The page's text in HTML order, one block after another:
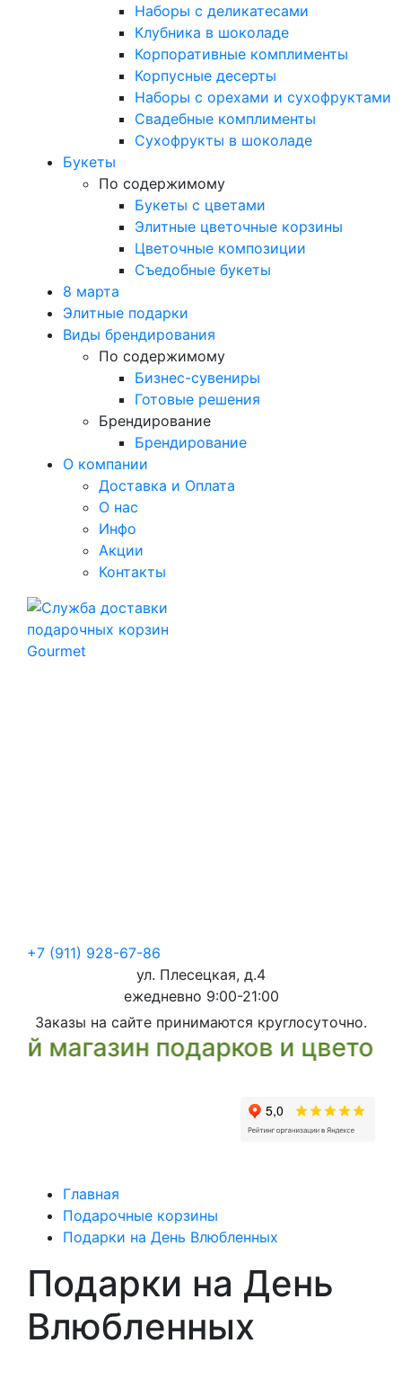
Наборы с деликатесами
Клубника в шоколаде
Корпоративные комплименты
Корпусные десерты
Наборы с орехами и сухофруктами
Свадебные комплименты
Сухофрукты в шоколаде
Букеты
По содержимому
Букеты с цветами
Элитные цветочные корзины
Цветочные композиции
Съедобные букеты
8 марта
Элитные подарки
Виды брендирования
По содержимому
Бизнес-сувениры
Готовые решения
Брендирование
Брендирование
О компании
Доставка и Оплата
О нас
Инфо
Акции
Контакты
+7 (911) 928-67-86
ул. Плесецкая, д.4
ежедневно 9:00-21:00
Заказы на сайте принимаются круглосуточно.
подарков и цветов -
Главная
Подарочные корзины
Подарки на День Влюбленных
Подарки на День
Влюбленных